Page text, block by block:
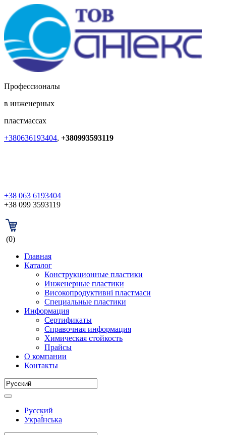
Профессионалы
в инженерных
пластмассах
+380636193404, +380993593119
+38 063 6193404
+38 099 3593119
(0)
Главная
Каталог
Конструкционные пластики
Инженерные пластики
Високопродуктивні пластмаси
Специальные пластики
Информация
Сертификаты
Справочная информация
Химическая стойкость
Прайсы
О компании
Контакты
Русский
Украї́нська